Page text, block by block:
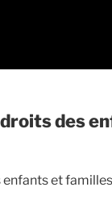
des
enfants et